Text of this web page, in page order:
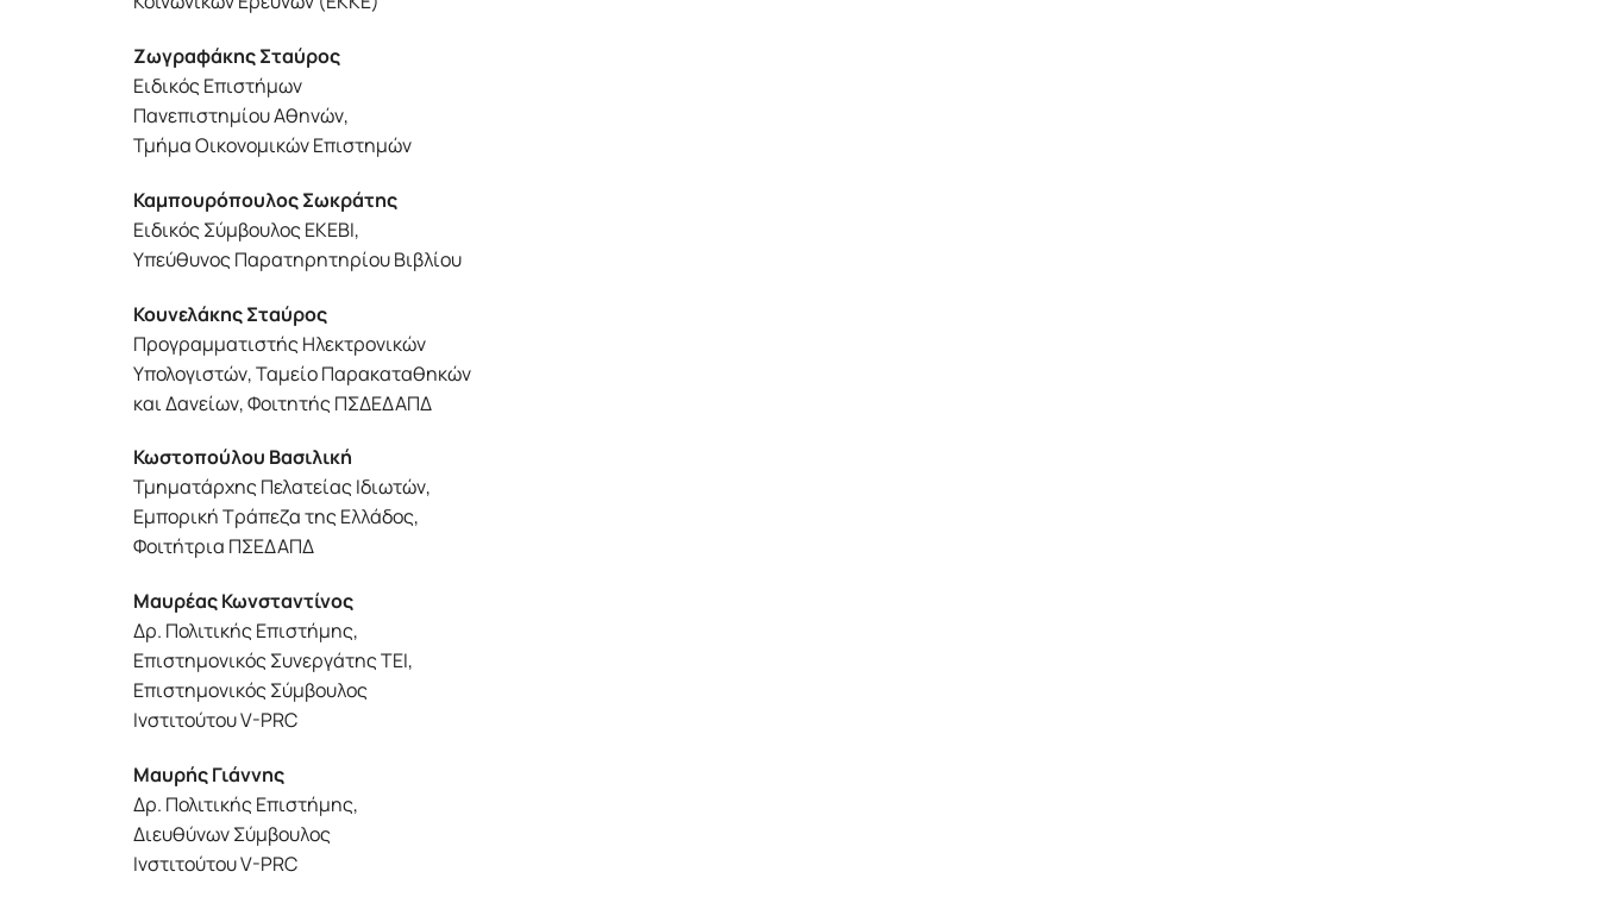
Ζωγραφάκης Σταύρος
Ειδικός Επιστήμων
Πανεπιστημίου Αθηνών,
Τμήμα Οικονομικών Επιστημών
Καμπουρόπουλος Σωκράτης
Ειδικός Σύμβουλος ΕΚΕΒΙ,
Υπεύθυνος Παρατηρητηρίου Βιβλίου
Κουνελάκης Σταύρος
Προγραμματιστής Ηλεκτρονικών
Υπολογιστών, Ταμείο Παρακαταθηκών
και Δανείων, Φοιτητής ΠΣΔΕΔΑΠΔ
Κωστοπούλου Βασιλική
Τμηματάρχης Πελατείας Ιδιωτών,
Εμπορική Τράπεζα της Ελλάδος,
Φοιτήτρια ΠΣΕΔΑΠΔ
Μαυρέας Κωνσταντίνος
Δρ. Πολιτικής Επιστήμης,
Επιστημονικός Συνεργάτης ΤΕΙ,
Επιστημονικός Σύμβουλος
Ινστιτούτου V-PRC
Μαυρής Γιάννης
Δρ. Πολιτικής Επιστήμης,
Διευθύνων Σύμβουλος
Ινστιτούτου V-PRC